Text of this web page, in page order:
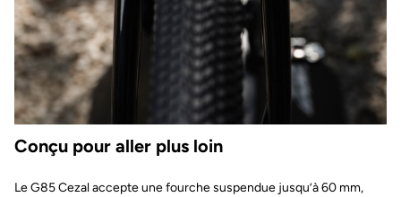
Conçu pour aller plus loin
Le G85 Cezal accepte une fourche suspendue jusqu’à 60 mm,